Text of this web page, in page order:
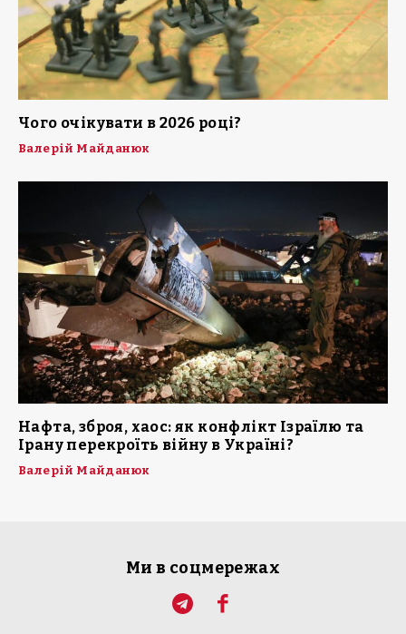
Чого очікувати в 2026 році?
Валерій Майданюк
Нафта, зброя, хаос: як конфлікт Ізраїлю та
Ірану перекроїть війну в Україні?
Валерій Майданюк
Ми в соцмережах